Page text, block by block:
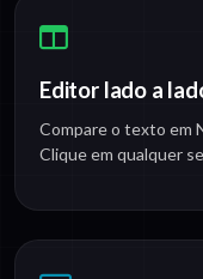
Editor lado a
Compare o texto em
Clique em qualquer